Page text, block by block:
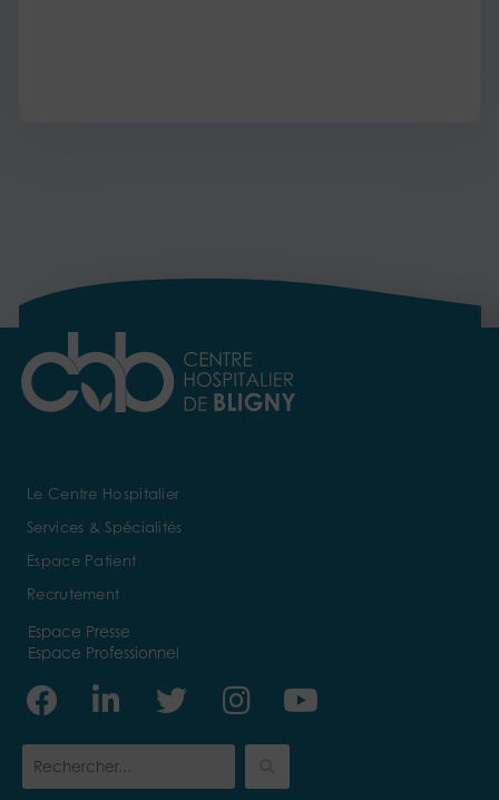
Le Centre Hospitalier
Services & Spécialités
Espace Patient
Recrutement
Espace Presse
Espace Professionnel
FacebookLinkedin-
in
TwitterInstagram